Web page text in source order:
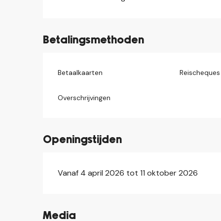
Betalingsmethoden
Betaalkaarten Reischeques
Overschrijvingen
Openingstijden
Vanaf 4 april 2026 tot 11 oktober 2026
Media
©